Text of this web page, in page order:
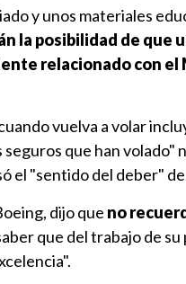
y unos materiales
la posibilidad de que
relacionado con el
vuelva a volar
que han volado"
el "sentido del deber" de
dijo que no
que del trabajo de su